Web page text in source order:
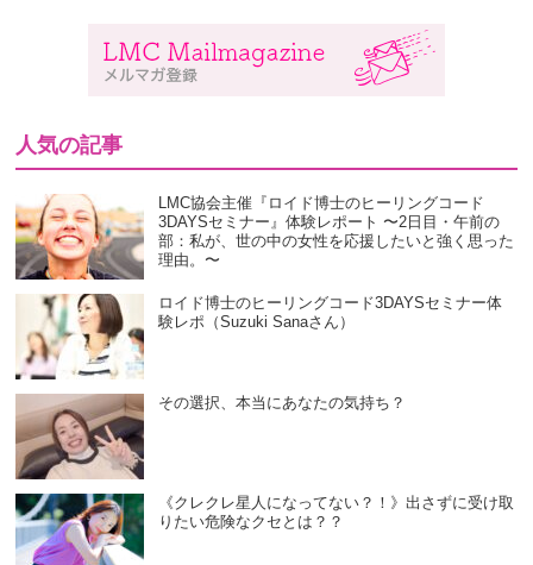
人気の記事
LMC協会主催『ロイド博士のヒーリングコード
3DAYSセミナー』体験レポート 〜2日目・午前の
部：私が、世の中の女性を応援したいと強く思った
理由。〜
ロイド博士のヒーリングコード3DAYSセミナー体
験レポ（Suzuki Sanaさん）
その選択、本当にあなたの気持ち？
《クレクレ星人になってない？！》出さずに受け取
りたい危険なクセとは？？